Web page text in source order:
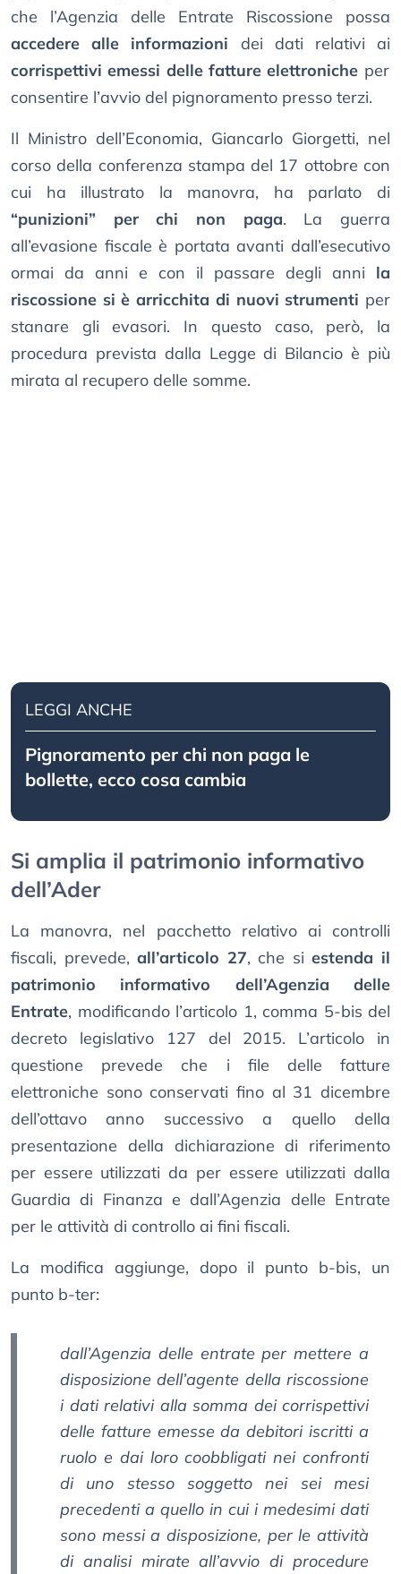
che l’Agenzia delle Entrate Riscossione possa
accedere alle informazioni dei dati relativi ai
corrispettivi emessi delle fatture elettroniche per
consentire l’avvio del pignoramento presso terzi.
Il Ministro dell’Economia, Giancarlo Giorgetti, nel
corso della conferenza stampa del 17 ottobre con
cui ha illustrato la manovra, ha parlato di
“punizioni” per chi non paga. La guerra
all’evasione fiscale è portata avanti dall’esecutivo
ormai da anni e con il passare degli anni la
riscossione si è arricchita di nuovi strumenti per
stanare gli evasori. In questo caso, però, la
procedura prevista dalla Legge di Bilancio è più
mirata al recupero delle somme.
LEGGI ANCHE
Pignoramento per chi non paga le
bollette, ecco cosa cambia
Si amplia il patrimonio informativo
dell’Ader
La manovra, nel pacchetto relativo ai controlli
fiscali, prevede,all’articolo 27, che siestenda il
patrimonio informativo dell’Agenzia delle
Entrate, modificando l’articolo 1, comma 5-bis del
decreto legislativo 127 del 2015. L’articolo in
questione prevede che i file delle fatture
elettroniche sono conservati fino al 31 dicembre
dell’ottavo anno successivo a quello della
presentazione della dichiarazione di riferimento
per essere utilizzati da per essere utilizzati dalla
Guardia di Finanza e dall’Agenzia delle Entrate
per le attività di controllo ai fini fiscali.
La modifica aggiunge, dopo il punto b-bis, un
punto b-ter:
dall’Agenzia delle entrate per mettere a
disposizione dell’agente della riscossione
i dati relativi alla somma dei corrispettivi
delle fatture emesse da debitori iscritti a
ruolo e dai loro coobbligati nei confronti
di uno stesso soggetto nei sei mesi
precedenti a quello in cui i medesimi dati
sono messi a disposizione, per le attività
di analisi mirate all’avvio di procedure